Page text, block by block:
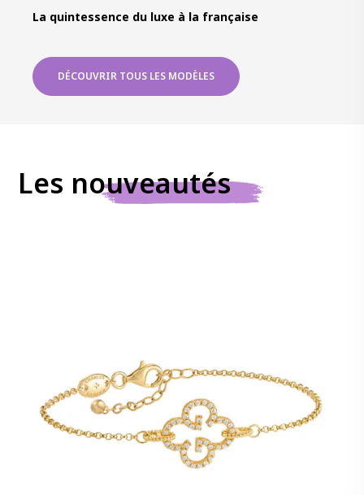
La quintessence du luxe à la française
DÉCOUVRIR TOUS LES MODÈLES
Les nouveautés